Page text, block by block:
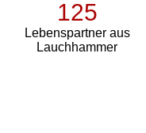
125
Lebenspartner aus
Lauchhammer